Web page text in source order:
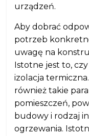
urządzeń.
Aby dobrać
potrzeb
uwagę na
Istotne jest to,
izolacja
również takie
pomieszczeń,
budowy i rodzaj
ogrzewania.